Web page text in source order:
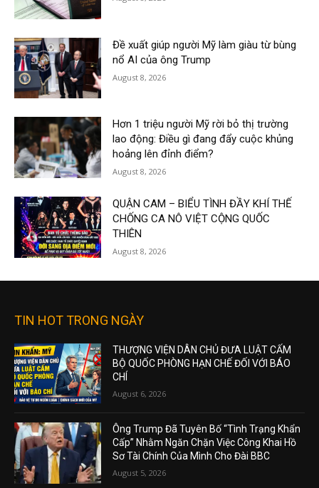
Đề xuất giúp người Mỹ làm giàu từ bùng
nổ AI của ông Trump
August 8, 2026
Hơn 1 triệu người Mỹ rời bỏ thị trường
lao động: Điều gì đang đẩy cuộc khủng
hoảng lên đỉnh điểm?
August 8, 2026
QUẬN CAM – BIỂU TÌNH ĐẦY KHÍ THẾ
CHỐNG CA NÔ VIỆT CỘNG QUỐC
THIÊN
August 8, 2026
TIN HOT TRONG NGÀY
THƯỢNG VIỆN DÂN CHỦ ĐƯA LUẬT CẤM
BỘ QUỐC PHÒNG HẠN CHẾ ĐỐI VỚI BÁO
CHÍ
August 6, 2026
Ông Trump Đã Tuyên Bố “Tình Trạng Khẩn
Cấp” Nhằm Ngăn Chặn Việc Công Khai Hồ
Sơ Tài Chính Của Mình Cho Đài BBC
August 5, 2026